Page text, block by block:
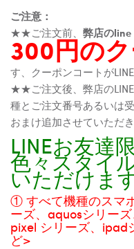
ご注意：
★★ご注文前、 弊店の
300円の
す、クーポンコートが
★★ご注文後、弊店の
種とご注文番号あるいは
おまけ追加させていただ
LINEお友達
色々スタイ
いただけま
① すべて機種のスマ
ーズ、aquosシリー
pixel シリーズ、ipad
ど>